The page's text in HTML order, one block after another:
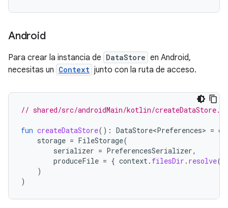
Android
Para crear la instancia de DataStore en Android,
necesitas un Context junto con la ruta de acceso.
// shared/src/androidMain/kotlin/
fun createDataStore(): DataStore<Preferences> =
storage = FileStorage(
serializer = PreferencesSerializer,
produceFile = { context. filesDir . resolve(
)
)